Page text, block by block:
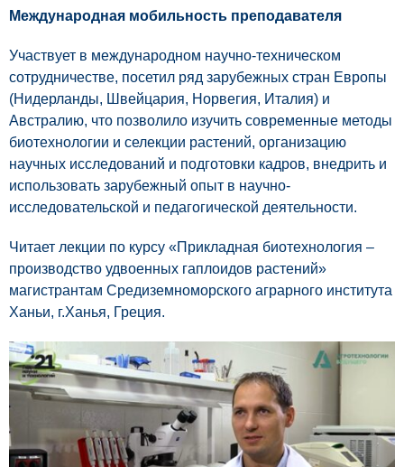
Международная мобильность преподавателя
Участвует в международном научно-техническом
сотрудничестве, посетил ряд зарубежных стран Европы
(Нидерланды, Швейцария, Норвегия, Италия) и
Австралию, что позволило изучить современные методы
биотехнологии и селекции растений, организацию
научных исследований и подготовки кадров, внедрить и
использовать зарубежный опыт в научно-
исследовательской и педагогической деятельности.
Читает лекции по курсу «Прикладная биотехнология –
производство удвоенных гаплоидов растений»
магистрантам Средиземноморского аграрного института
Ханьи, г.Ханья, Греция.